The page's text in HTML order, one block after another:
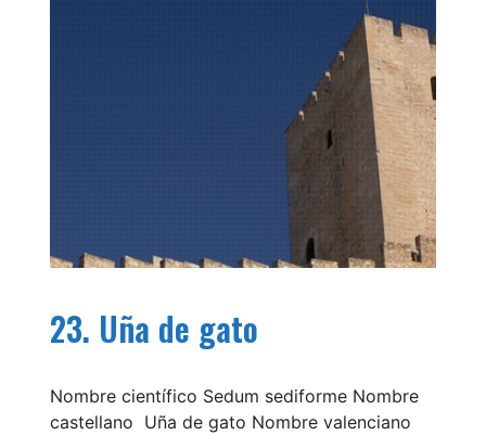
23. Uña de gato
Nombre científico Sedum sediforme Nombre
castellano Uña de gato Nombre valenciano